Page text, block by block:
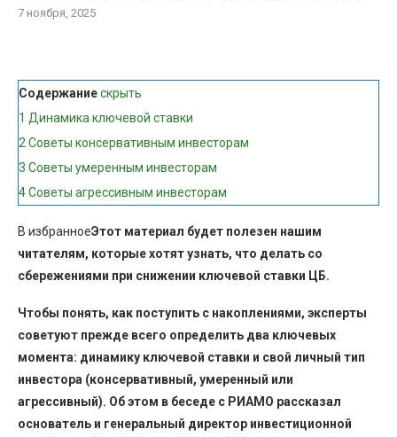
7 ноября, 2025
Содержаниескрыть
1 Динамика ключевой ставки
2 Советы консервативным инвесторам
3 Советы умеренным инвесторам
4Советы агрессивным инвесторам
В избранноеЭтот материал будет полезен нашим
читателям, которые хотят узнать, что делать со
сбережениями при снижении ключевой ставки ЦБ.
Чтобы понять, как поступить с накоплениями, эксперты
советуют прежде всего определить два ключевых
момента: динамику ключевой ставки и свой личный тип
инвестора (консервативный, умеренный или
агрессивный). Об этом в беседе с РИАМО рассказал
основатель и генеральный директор инвестиционной